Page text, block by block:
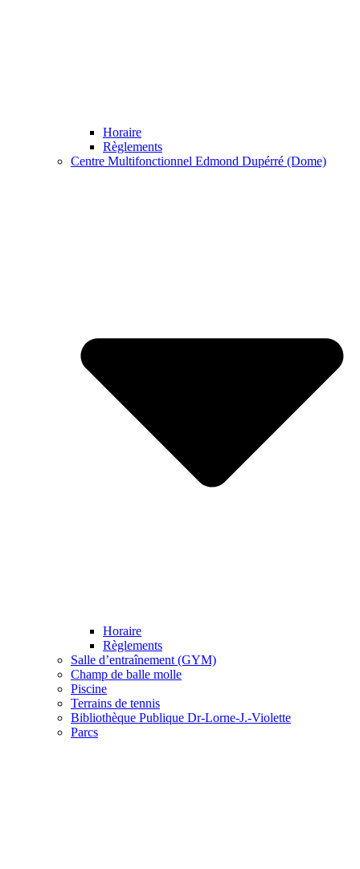
Horaire
Règlements
Centre Multifonctionnel Edmond Dupérré (Dome)
Horaire
Règlements
Salle d’entraînement (GYM)
Champ de balle molle
Piscine
Terrains de tennis
Bibliothèque Publique Dr-Lorne-J.-Violette
Parcs